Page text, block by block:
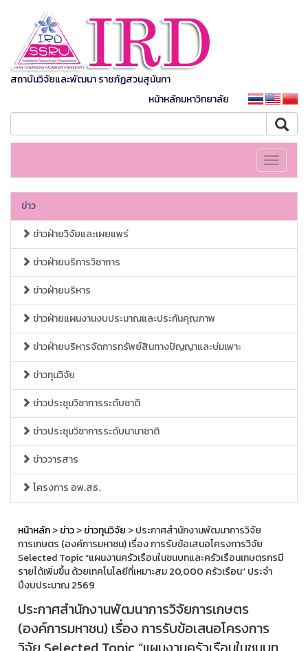
สถาบันวิจัยและพัฒนา ราชภัฏสวนสุนันทา
หน้าหลักมหาวิทยาลัย
Toggle
ข่าว
ข่าวฝ่ายวิจัยและเผยแพร่
ข่าวฝ่ายบริการวิชาการ
ข่าวฝ่ายบริหาร
ข่าวฝ่ายแผนงานงบประมาณและประกันคุณภาพ
ข่าวฝ่ายบริหารจัดการทรัพย์สินทางปัญญาและบ่มเพาะ
ข่าวทุนวิจัย
ข่าวประชุมวิชาการระดับชาติ
ข่าวประชุมวิชาการระดับนานาชาติ
ข่าววารสาร
โครงการ อพ.สธ.
หน้าหลัก>ข่าว>ข่าวทุนวิจัย > ประกาศสำนักงานพัฒนาการวิจัย
การเกษตร (องค์การมหาชน) เรื่อง การรับข้อเสนอโครงการวิจัย
Selected Topic “แผนงานครัวเรือนในชนบทและครัวเรือนเกษตรกรมี
รายได้เพิ่มขึ้น ด้วยเทคโนโลยีที่เหมาะสม 20,000 ครัวเรือน” ประจำ
ปีงบประมาณ 2569
ประกาศสำนักงานพัฒนาการวิจัยการเกษตร
(องค์การมหาชน) เรื่อง การรับข้อเสนอโครงการ